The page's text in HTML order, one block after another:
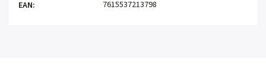
EAN: 7615537213798